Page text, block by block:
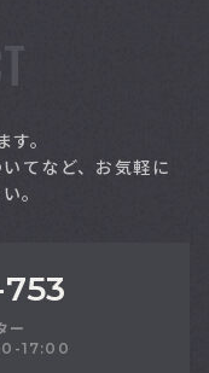
。
てなど、お気軽に
。
ー
17:00